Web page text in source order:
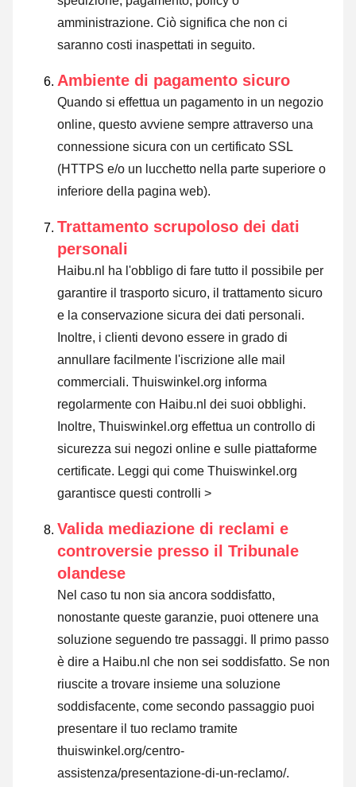
amministrazione. Ciò significa che non ci
saranno costi inaspettati in seguito.
Ambiente di pagamento sicuro
Quando si effettua un pagamento in un negozio
online, questo avviene sempre attraverso una
connessione sicura con un certificato SSL
(HTTPS e/o un lucchetto nella parte superiore o
inferiore della pagina web).
Trattamento scrupoloso dei dati
personali
Haibu.nl ha l'obbligo di fare tutto il possibile per
garantire il trasporto sicuro, il trattamento sicuro
e la conservazione sicura dei dati personali.
Inoltre, i clienti devono essere in grado di
annullare facilmente l'iscrizione alle mail
commerciali. Thuiswinkel.org informa
regolarmente con Haibu.nl dei suoi obblighi.
Inoltre, Thuiswinkel.org effettua un controllo di
sicurezza sui negozi online e sulle piattaforme
certificate. Leggi qui come Thuiswinkel.org
garantisce questi controlli >
Valida mediazione di reclami e
controversie presso il Tribunale
olandese
Nel caso tu non sia ancora soddisfatto,
nonostante queste garanzie, puoi ottenere una
soluzione seguendo tre passaggi. Il primo passo
è dire a Haibu.nl che non sei soddisfatto. Se non
riuscite a trovare insieme una soluzione
soddisfacente, come secondo passaggio puoi
presentare il tuo reclamo tramite
thuiswinkel.org/centro-
assistenza/presentazione-di-un-reclamo/.